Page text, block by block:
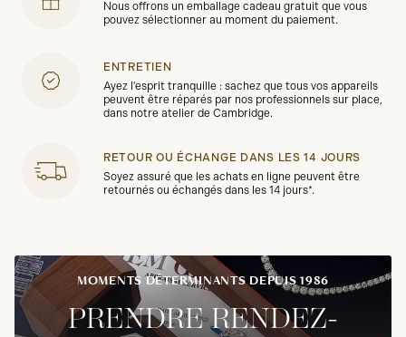
Nous offrons un emballage cadeau gratuit que vous
pouvez sélectionner au moment du paiement.
ENTRETIEN
Ayez l'esprit tranquille : sachez que tous vos appareils
peuvent être réparés par nos professionnels sur place,
dans notre atelier de Cambridge.
RETOUR OU ÉCHANGE DANS LES 14 JOURS
Soyez assuré que les achats en ligne peuvent être
retournés ou échangés dans les 14 jours*.
MOMENTS DÉTERMINANTS DEPUIS 1986
PRENDRE RENDEZ-